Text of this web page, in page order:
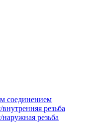
соединением
резьба
резьба